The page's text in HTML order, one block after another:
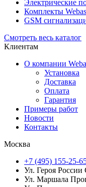
Электрические
Комплекты
GSM
Смотреть весь каталог
Клиентам
О компании
Установка
Доставка
Оплата
Гарантия
Примеры работ
Новости
Контакты
Москва
+7 (495) 155-25-
Ул. Героя
Ул. Маршала